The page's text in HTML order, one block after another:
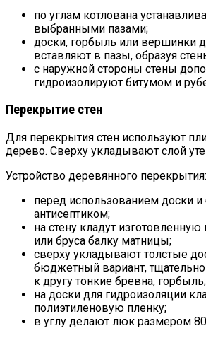
по углам котлована
выбранными пазами;
доски, горбыль или вершинки
вставляют в пазы, образуя
с наружной стороны стены
гидроизолируют битумом и
Перекрытие стен
Для перекрытия стен используют
дерево. Сверху укладывают слой
Устройство деревянного перекрытия:
перед использованием доски
антисептиком;
на стену кладут изготовленную
или бруса балку матницы;
сверху укладывают толстые
бюджетный вариант,
к другу тонкие бревна, горбыль;
на доски для гидроизоляции
полиэтиленовую пленку;
в углу делают люк размером